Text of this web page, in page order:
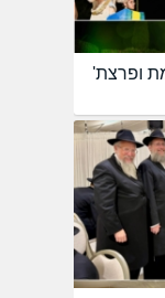
ופרצת'